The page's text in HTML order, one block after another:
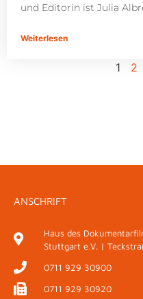
und Editorin ist Julia
Weiterlesen
1 2
ANSCHRIFT
Haus des
Stuttgart e.V. |
0711 929 30900
0711 929 30920